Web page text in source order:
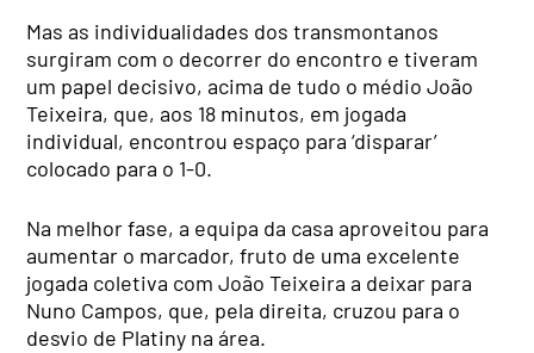
Mas as individualidades dos transmontanos
surgiram com o decorrer do encontro e tiveram
um papel decisivo, acima de tudo o médio João
Teixeira, que, aos 18 minutos, em jogada
individual, encontrou espaço para ‘disparar’
colocado para o 1-0.
Na melhor fase, a equipa da casa aproveitou para
aumentar o marcador, fruto de uma excelente
jogada coletiva com João Teixeira a deixar para
Nuno Campos, que, pela direita, cruzou para o
desvio de Platiny na área.